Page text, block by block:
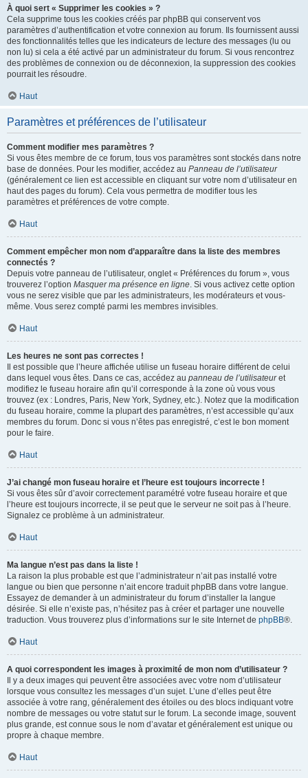
À quoi sert « Supprimer les cookies » ?
Cela supprime tous les cookies créés par phpBB qui conservent vos
paramètres d’authentification et votre connexion au forum. Ils fournissent aussi
des fonctionnalités telles que les indicateurs de lecture des messages (lu ou
non lu) si cela a été activé par un administrateur du forum. Si vous rencontrez
des problèmes de connexion ou de déconnexion, la suppression des cookies
pourrait les résoudre.
Haut
Paramètres et préférences de l’utilisateur
Comment modifier mes paramètres ?
Si vous êtes membre de ce forum, tous vos paramètres sont stockés dans notre
base de données. Pour les modifier, accédez au Panneau de l’utilisateur
(généralement ce lien est accessible en cliquant sur votre nom d’utilisateur en
haut des pages du forum). Cela vous permettra de modifier tous les
paramètres et préférences de votre compte.
Haut
Comment empêcher mon nom d’apparaître dans la liste des membres
connectés ?
Depuis votre panneau de l’utilisateur, onglet « Préférences du forum », vous
trouverez l’option Masquer ma présence en ligne. Si vous activez cette option
vous ne serez visible que par les administrateurs, les modérateurs et vous-
même. Vous serez compté parmi les membres invisibles.
Haut
Les heures ne sont pas correctes !
Il est possible que l’heure affichée utilise un fuseau horaire différent de celui
dans lequel vous êtes. Dans ce cas, accédez au panneau de l’utilisateuret
modifiez le fuseau horaire afin qu’il corresponde à la zone où vous vous
trouvez (ex : Londres, Paris, New York, Sydney, etc.). Notez que la modification
du fuseau horaire, comme la plupart des paramètres, n’est accessible qu’aux
membres du forum. Donc si vous n’êtes pas enregistré, c’est le bon moment
pour le faire.
Haut
J’ai changé mon fuseau horaire et l’heure est toujours incorrecte !
Si vous êtes sûr d’avoir correctement paramétré votre fuseau horaire et que
l’heure est toujours incorrecte, il se peut que le serveur ne soit pas à l’heure.
Signalez ce problème à un administrateur.
Haut
Ma langue n’est pas dans la liste !
La raison la plus probable est que l’administrateur n’ait pas installé votre
langue ou bien que personne n’ait encore traduit phpBB dans votre langue.
Essayez de demander à un administrateur du forum d’installer la langue
désirée. Si elle n’existe pas, n’hésitez pas à créer et partager une nouvelle
traduction. Vous trouverez plus d’informations sur le site Internet de phpBB®.
Haut
A quoi correspondent les images à proximité de mon nom d’utilisateur ?
Il y a deux images qui peuvent être associées avec votre nom d’utilisateur
lorsque vous consultez les messages d’un sujet. L’une d’elles peut être
associée à votre rang, généralement des étoiles ou des blocs indiquant votre
nombre de messages ou votre statut sur le forum. La seconde image, souvent
plus grande, est connue sous le nom d’avatar et généralement est unique ou
propre à chaque membre.
Haut